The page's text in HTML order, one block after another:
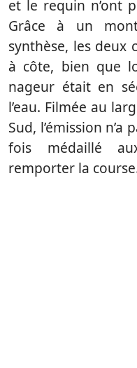
et le requin n’ont
Grâce à un
synthèse, les deux
à côte, bien que
nageur était en
l’eau. Filmée au
Sud, l’émission
fois médaillé
remporter la